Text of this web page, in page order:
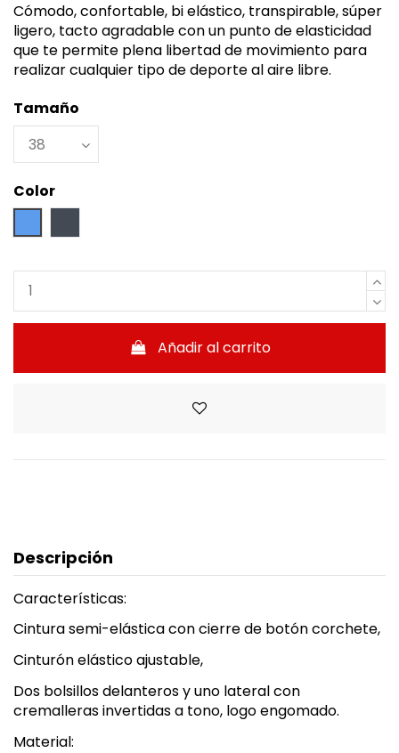
Cómodo, confortable, bi elástico, transpirable, súper
ligero, tacto agradable con un punto de elasticidad
que te permite plena libertad de movimiento para
realizar cualquier tipo de deporte al aire libre.
Tamaño
Color
Añadir al carrito
Descripción
Características:
Cintura semi-elástica con cierre de botón corchete,
Cinturón elástico ajustable,
Dos bolsillos delanteros y uno lateral con
cremalleras invertidas a tono, logo engomado.
Material: